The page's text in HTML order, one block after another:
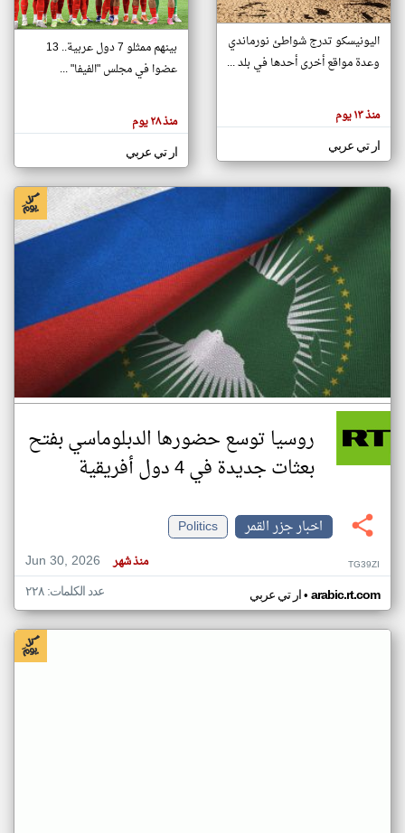
تغيير الدولة
اخبار جزر القمر على مدار الساعة
أهم اخبار جزر القمر العاجلة والمباشرة
هنا عن
وجهة
كاتبيها.
اليونيسكو تدرج شواطئ نورماندي
وعدة مواقع أخرى أحدها في بلد ...
منذ ١٣ يوم
ار تي عربي
بينهم ممثلو 7 دول عربية.. 13
عضوا في مجلس "الفيفا" ...
منذ ٢٨ يوم
ار تي عربي
روسيا توسع حضورها الدبلوماسي بفتح
بعثات جديدة في 4 دول أفريقية
اخبار جزر القمر
Politics
Jun 30, 2026
منذ شهر TG39ZI
ار تي عربي• arabic.rt.com عدد الكلمات: ٢٢٨
klyoum.com